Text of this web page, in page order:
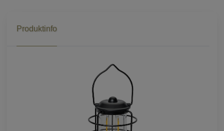
Produktinfo